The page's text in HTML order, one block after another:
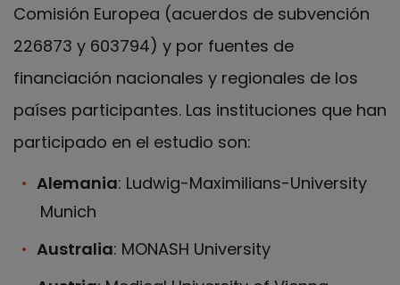
Comisión Europea (acuerdos de subvención
226873 y 603794) y por fuentes de
financiación nacionales y regionales de los
países participantes. Las instituciones que han
participado en el estudio son:
Alemania: Ludwig-Maximilians-University
Munich
Australia: MONASH University